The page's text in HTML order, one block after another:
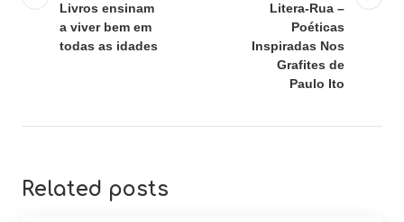
Livros ensinam
a viver bem em
todas as idades
Litera-Rua –
Poéticas
Inspiradas Nos
Grafites de
Paulo Ito
Related posts